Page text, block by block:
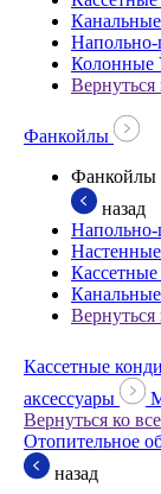
Колонные
Вернуться
Фанкойлы
Фанкойлы
назад
Вернуться
Кассетные
аксессуары
Вернуться ко
Отопительное
назад